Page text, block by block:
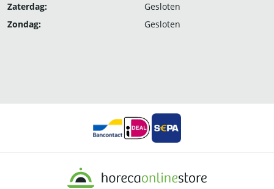
Zaterdag:
Gesloten
Zondag:
Gesloten